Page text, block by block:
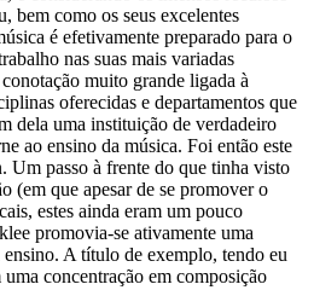
bem como os seus excelentes
é efetivamente preparado para o
nas suas mais variadas
muito grande ligada à
oferecidas e departamentos que
dela uma instituição de verdadeiro
ao ensino da música. Foi então este
Um passo à frente do que tinha visto
(em que apesar de se promover o
estes ainda eram um pouco
promovia-se ativamente uma
A título de exemplo, tendo eu
concentração em composição